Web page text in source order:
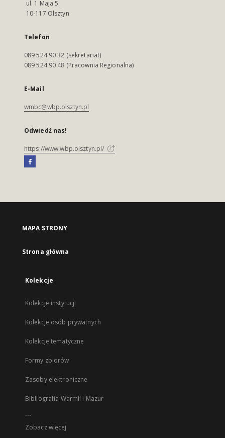
ul. 1 Maja 5
10-117 Olsztyn
Telefon
089 524 90 32 (sekretariat)
089 524 90 48 (Pracownia Regionalna)
E-Mail
wmbc@wbp.olsztyn.pl
Odwiedź nas!
https://www.wbp.olsztyn.pl/
MAPA STRONY
Strona główna
Kolekcje
Kolekcje instytucji
Kolekcje osób prywatnych
Kolekcje tematyczne
Formy zbiorów
Zasoby elektroniczne
Bibliografia Warmii i Mazur
...
Zobacz więcej